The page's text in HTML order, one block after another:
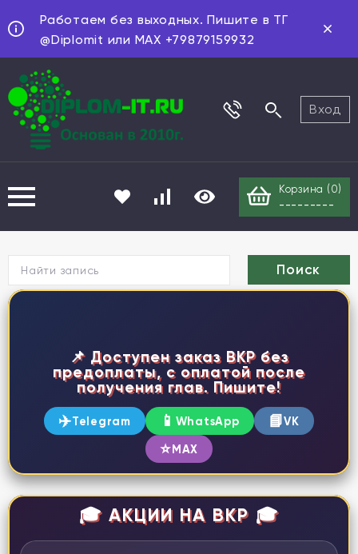
Работаем без выходных. Пишите в ТГ
@Diplomit или MAX +79879159932
Вход
Корзина ( 0)
---------
📌 Доступен заказ ВКР без
предоплаты, с оплатой после
получения глав. Пишите!
✈️Telegram 📱 WhatsApp 📘VK
⭐MAX
🎓 АКЦИИ НА ВКР 🎓